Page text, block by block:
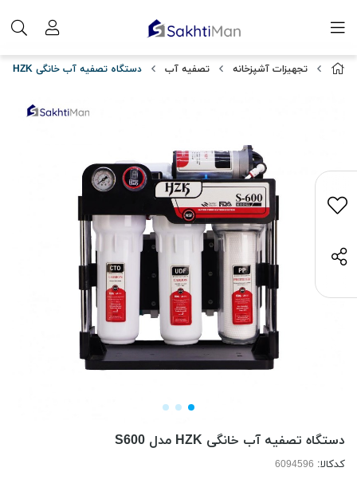
تجهیزات آشپزخانه تصفیه آب دستگاه تصفیه آب خانگی HZK مدل S600
دستگاه تصفیه آب خانگی HZK مدل S600
کدکالا: